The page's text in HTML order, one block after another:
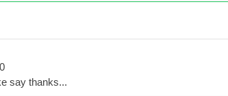
say thanks...